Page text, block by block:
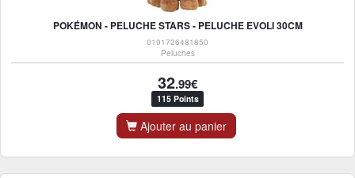
POKÉMON - PELUCHE STARS - PELUCHE EVOLI 30CM
0191726481850
Peluches
32.99€
115 Points
Ajouter au panier